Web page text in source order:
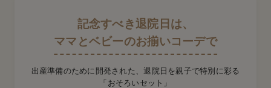
記念すべき退院日は、
ママとベビーのお揃いコーデで
出産準備のために開発された、退院日を親子で特別に彩る
「おそろいセット」